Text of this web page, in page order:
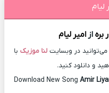
لیام
برهازامیر لیام
می‌توانید در وبسایتلنا موزیک با
و دانلود کنید.
Download New Song Amir